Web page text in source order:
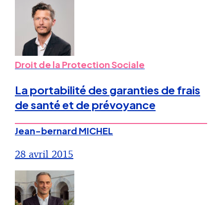
Droit de la Protection Sociale
La portabilité des garanties de frais
de santé et de prévoyance
Jean-bernard MICHEL
28 avril 2015